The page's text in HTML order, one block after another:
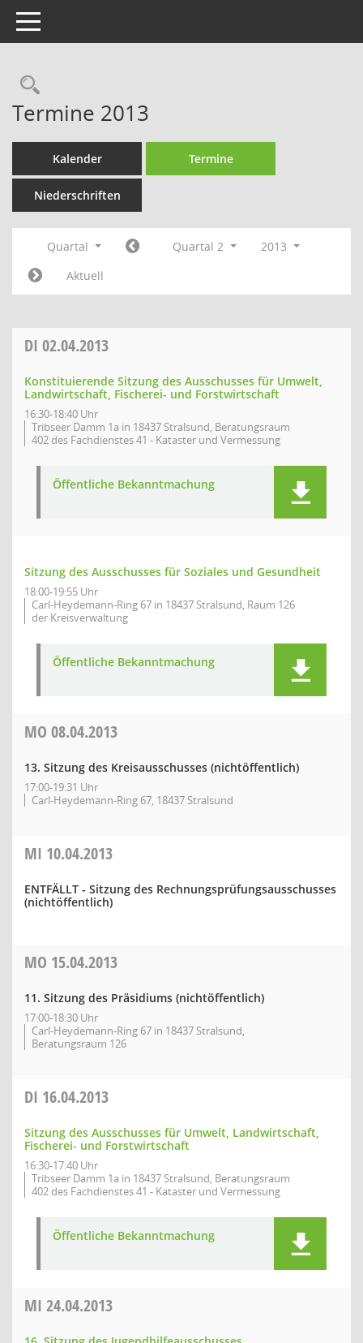
Toggle navigation
Rechercheauswahl
Termine 2013
Kalender Termine
Niederschriften
Quartal Quartal 2
2013
Aktuell
DI 02.04.2013
Konstituierende Sitzung des Ausschusses für Umwelt,
Landwirtschaft, Fischerei- und Forstwirtschaft
16:30-18:40 Uhr
Tribseer Damm 1a in 18437 Stralsund, Beratungsraum
402 des Fachdienstes 41 - Kataster und Vermessung
Öffentliche Bekanntmachung
Sitzung des Ausschusses für Soziales und Gesundheit
18:00-19:55 Uhr
Carl-Heydemann-Ring 67 in 18437 Stralsund, Raum 126
der Kreisverwaltung
Öffentliche Bekanntmachung
MO 08.04.2013
13. Sitzung des Kreisausschusses (nichtöffentlich)
17:00-19:31 Uhr
Carl-Heydemann-Ring 67, 18437 Stralsund
MI 10.04.2013
ENTFÄLLT - Sitzung des Rechnungsprüfungsausschusses
(nichtöffentlich)
MO 15.04.2013
11. Sitzung des Präsidiums (nichtöffentlich)
17:00-18:30 Uhr
Carl-Heydemann-Ring 67 in 18437 Stralsund,
Beratungsraum 126
DI 16.04.2013
Sitzung des Ausschusses für Umwelt, Landwirtschaft,
Fischerei- und Forstwirtschaft
16:30-17:40 Uhr
Tribseer Damm 1a in 18437 Stralsund, Beratungsraum
402 des Fachdienstes 41 - Kataster und Vermessung
Öffentliche Bekanntmachung
MI 24.04.2013